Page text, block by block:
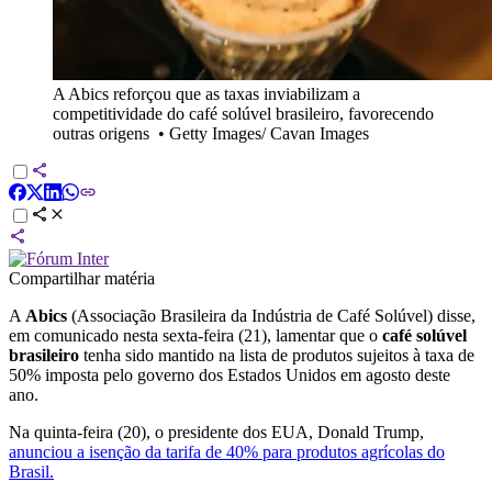
A Abics reforçou que as taxas inviabilizam a
competitividade do café solúvel brasileiro, favorecendo
outras origens • Getty Images/ Cavan Images
Compartilhar matéria
A Abics (Associação Brasileira da Indústria de Café Solúvel) disse,
em comunicado nesta sexta-feira (21), lamentar que o café solúvel
brasileiro tenha sido mantido na lista de produtos sujeitos à taxa de
50% imposta pelo governo dos Estados Unidos em agosto deste
ano.
Na quinta-feira (20), o presidente dos EUA, Donald Trump,
anunciou a isenção da tarifa de 40% para produtos agrícolas do
Brasil.